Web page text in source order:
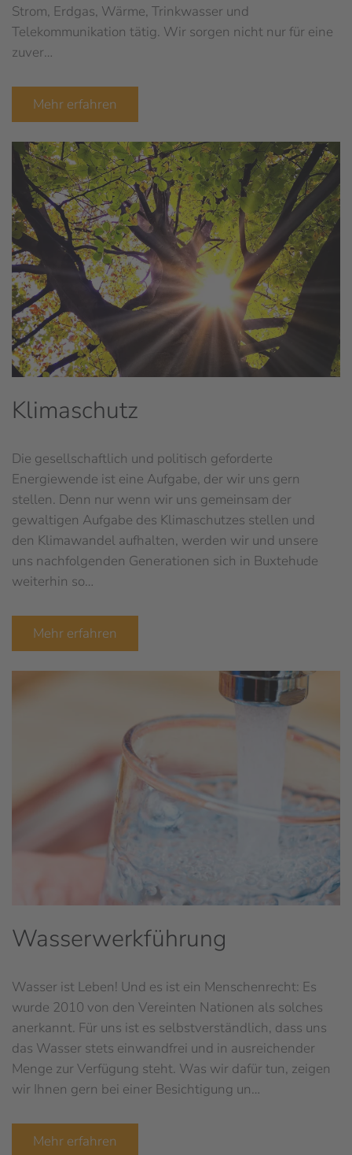
Strom, Erdgas, Wärme, Trinkwasser und
Telekommunikation tätig. Wir sorgen nicht nur für eine
zuver…
Mehr erfahren
Klimaschutz
Die gesellschaftlich und politisch geforderte
Energiewende ist eine Aufgabe, der wir uns gern
stellen. Denn nur wenn wir uns gemeinsam der
gewaltigen Aufgabe des Klimaschutzes stellen und
den Klimawandel aufhalten, werden wir und unsere
uns nachfolgenden Generationen sich in Buxtehude
weiterhin so…
Mehr erfahren
Wasserwerkführung
Wasser ist Leben! Und es ist ein Menschenrecht: Es
wurde 2010 von den Vereinten Nationen als solches
anerkannt. Für uns ist es selbstverständlich, dass uns
das Wasser stets einwandfrei und in ausreichender
Menge zur Verfügung steht. Was wir dafür tun, zeigen
wir Ihnen gern bei einer Besichtigung un…
Mehr erfahren